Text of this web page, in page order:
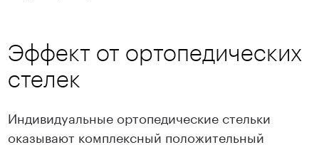
Эффект от ортопедических
стелек
Индивидуальные ортопедические стельки
оказывают комплексный положительный